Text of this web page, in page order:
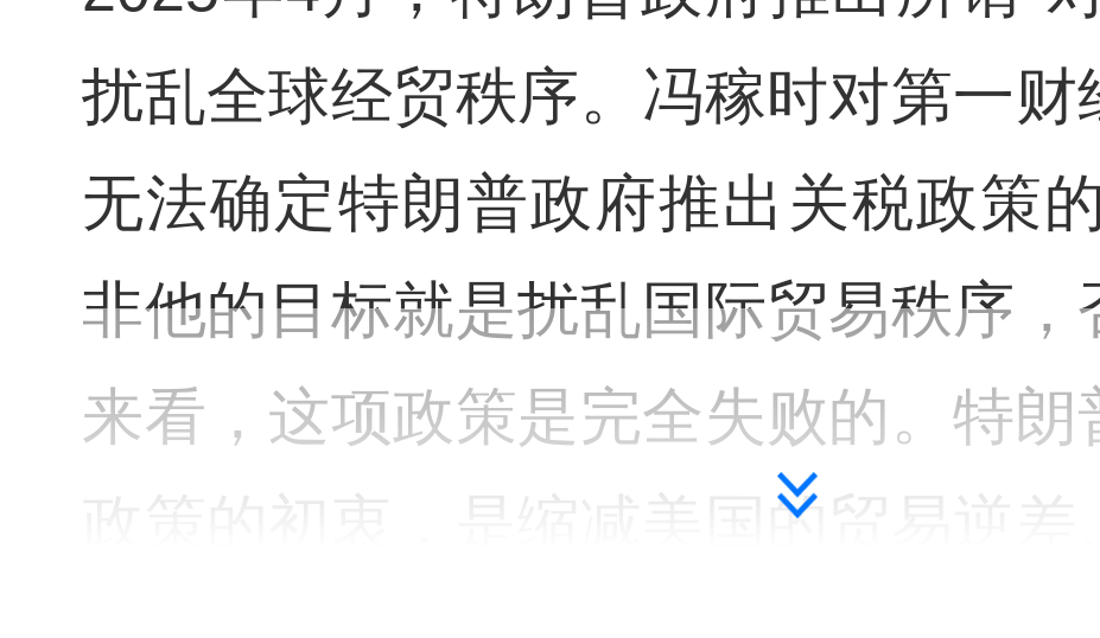
扰乱全球经贸秩序。冯稼时对第一
无法确定特朗普政府推出关税政策
非他的目标就是扰乱国际贸易秩序，
来看，这项政策是完全失败的。特
政策的初衷，是缩减美国的贸易逆差